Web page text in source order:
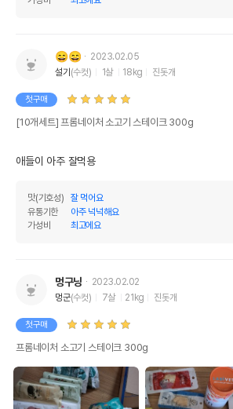
제조자,수입품의 경우
(주)마코펫
또는 소비자상담 관련
어바웃펫//1644-9601
유통기한
😄😄
2023.02.05
설기 (수컷) 1살 18kg 진돗개
첫구매
[10개세트] 프롬네이처 소고기 스테이크 300g
애들이 아주 잘먹용
맛(기호성)
잘 먹어요
유통기한
아주 넉넉해요
가성비
최고에요
멍구닝
2023.02.02
멍군(수컷) 7살 21kg 진돗개
첫구매
프롬네이처 소고기 스테이크 300g